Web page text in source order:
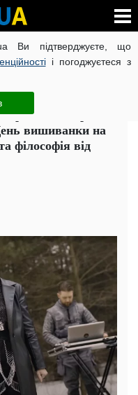
Ви підтверджуєте, що
і погоджуєтеся з
КОРОНАВІРУС В УКРАЇНІ
ЧИТАТЬ НА РУССКОМ
травня: підтримка
вишиванки на
філософія від